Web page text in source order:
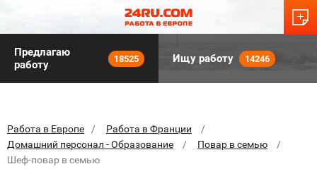
Предлагаю
работу
18525 Ищу работу 14246
Работа в Европе
Работа в Франции
Домашний персонал - Образование
Повар в семью
Шеф-повар в семью